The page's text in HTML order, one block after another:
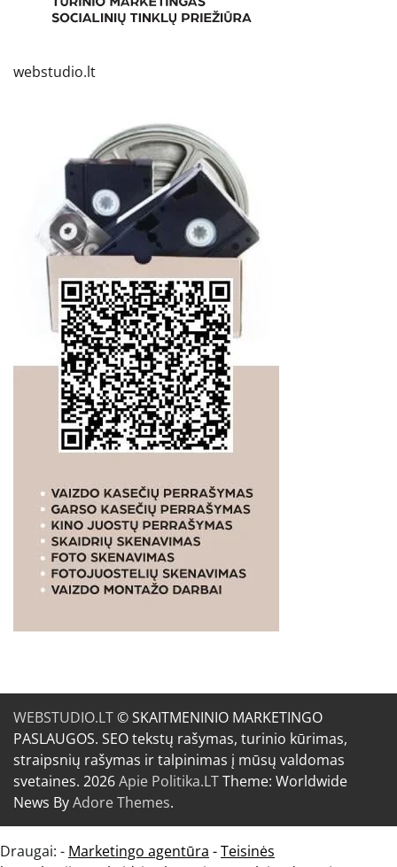
webstudio.lt
WEBSTUDIO.LT© SKAITMENINIO MARKETINGO
PASLAUGOS. SEO tekstų rašymas, turinio kūrimas,
straipsnių rašymas ir talpinimas į mūsų valdomas
svetaines. 2026Apie Politika.LTTheme: Worldwide
News ByAdore Themes.
Draugai: - Marketingo agentūra -Teisinės